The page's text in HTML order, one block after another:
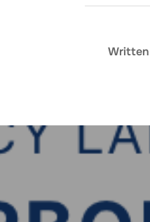
POST